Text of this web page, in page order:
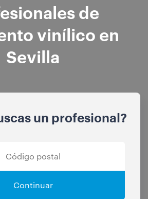
de
vinílico en
Sevilla
un profesional?
Continuar